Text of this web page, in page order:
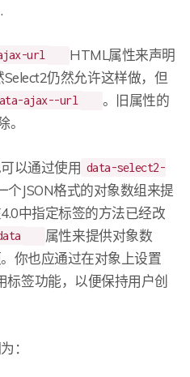
.
url
HTML属性来声明
仍然允许这样做，但
ajax--url
。旧属性的
。
以通过使用 data-select2-
JSON格式的对象数组来提
中指定标签的方法已经改
属性来提供对象数
你也应通过在对象上设置
标签功能，以便保持用户创
：